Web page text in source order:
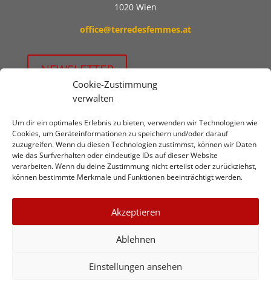
Cookie-Zustimmung
verwalten
Um dir ein optimales Erlebnis zu bieten, verwenden wir Technologien wie
Cookies, um Geräteinformationen zu speichern und/oder darauf
zuzugreifen. Wenn du diesen Technologien zustimmst, können wir Daten
wie das Surfverhalten oder eindeutige IDs auf dieser Website
verarbeiten. Wenn du deine Zustimmung nicht erteilst oder zurückziehst,
können bestimmte Merkmale und Funktionen beeinträchtigt werden.
Akzeptieren
Ablehnen
Einstellungen ansehen
1020 Wien
office@terredesfemmes.at
NEWSLETTER
Wir freuen uns überSPENDENauf:
Erste Bank
IBAN: AT93 2011 1844 6148 0700
BIC: GIBAATWW
Jetzt mitmachen!